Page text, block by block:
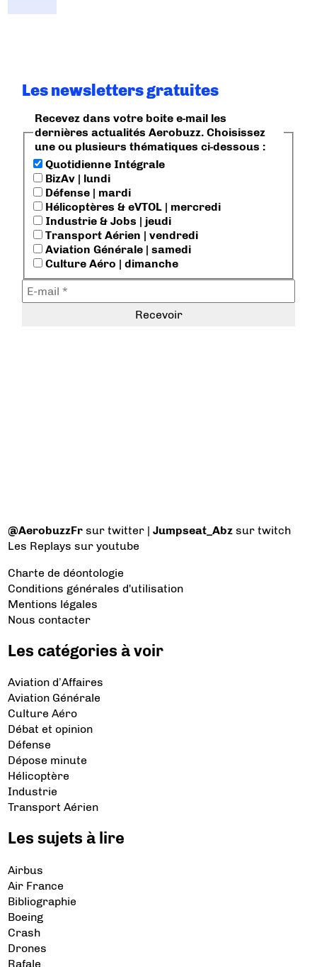
Les newsletters gratuites
Recevez dans votre boite e-mail les
dernières actualités Aerobuzz. Choisissez
une ou plusieurs thématiques ci-dessous :
Quotidienne Intégrale
BizAv | lundi
Défense | mardi
Hélicoptères & eVTOL | mercredi
Industrie & Jobs | jeudi
Transport Aérien | vendredi
Aviation Générale | samedi
Culture Aéro | dimanche
@AerobuzzFr sur twitter |Jumpseat_Abz sur twitch
Les Replays sur youtube
Charte de déontologie
Conditions générales d'utilisation
Mentions légales
Nous contacter
Les catégories à voir
Aviation d’Affaires
Aviation Générale
Culture Aéro
Débat et opinion
Défense
Dépose minute
Hélicoptère
Industrie
Transport Aérien
Les sujets à lire
Airbus
Air France
Bibliographie
Boeing
Crash
Drones
Rafale